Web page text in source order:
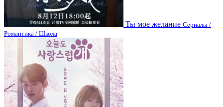
Ты мое желание Сериалы /
Романтика / Школа